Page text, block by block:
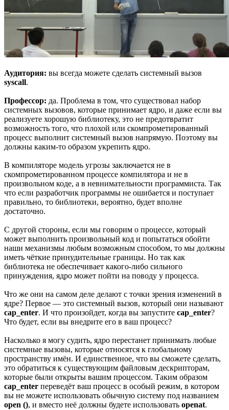
Аудитория: вы всегда можете сделать системный вызов
syscall.
Профессор: да. Проблема в том, что существовал набор
системных вызовов, которые принимает ядро, и даже если вы
реализуете хорошую библиотеку, это не предотвратит
возможность того, что плохой или скомпрометированный
процесс выполнит системный вызов напрямую. Поэтому вы
должны каким-то образом укрепить ядро.
В компиляторе модель угрозы заключается не в
скомпрометированном процессе компилятора и не в
произвольном коде, а в невнимательности программиста. Так
что если разработчик программы не ошибается и поступает
правильно, то библиотеки, вероятно, будет вполне
достаточно.
С другой стороны, если мы говорим о процессе, который
может выполнить произвольный код и попытаться обойти
наши механизмы любым возможным способом, то мы должны
иметь чёткие принудительные границы. Но так как
библиотека не обеспечивает какого-либо сильного
принуждения, ядро может пойти на поводу у процесса.
Что же они на самом деле делают с точки зрения изменений в
ядре? Первое — это системный вызов, который они называют
cap_enter. И что произойдет, когда вы запустите cap_enter?
Что будет, если вы внедрите его в ваш процесс?
Насколько я могу судить, ядро перестанет принимать любые
системные вызовы, которые относятся к глобальному
пространству имён. И единственное, что вы сможете сделать,
это обратиться к существующим файловым дескрипторам,
которые были открыты вашим процессом. Таким образом
cap_enter переведёт ваш процесс в особый режим, в котором
вы не можете использовать обычную систему под названием
open (), и вместо неё должны будете использовать openat.